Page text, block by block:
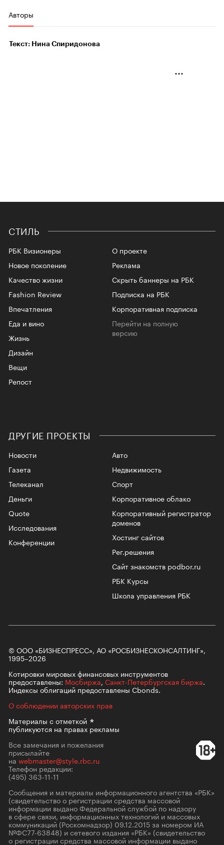
Авторы
Текст: Нина Спиридонова
СТИЛЬ
РБК Визионеры
Новое поколение
Качество жизни
Fashion Review
Впечатления
Еда и вино
Жизнь
Дизайн
Вещи
Репост
О проекте
Реклама
Скрыть баннеры на РБК
Подписка на РБК
Корпоративная подписка
Перейти на полную
версию
ДРУГИЕ ПРОЕКТЫ
Новости
Газета
Телеканал
Авто
Недвижимость
Спорт
Корпоративное облако
Корпоративный регистратор
доменов
Хостинг сайтов
Рег.решения
Сайт знакомств podbor.ru
РБК Курсы
Школа управления РБК
Деньги
Quote
Исследования
Конференции
© ООО «БИЗНЕСПРЕСС», АО «РОСБИЗНЕСКОНСАЛТИНГ»,
1995–2026
Котировки мировых финансовых инструментов
предоставлены: Мосбиржа, Санкт-Петербургская биржа.
Индексы облигаций предоставлены Cbonds.
О соблюдении авторских прав
Материалы сотметкой
публикуются на правах рекламы
Все замечания и пожелания
присылайте
на webmaster@style.rbc.ru
Телефон редакции:
(495) 363-11-11
Сообщения и материалы информационного агентства «РБК»
(свидетельство о регистрации средства массовой
информации выдано Федеральной службой по надзору
в сфере связи, информационных технологий и массовых
коммуникаций (Роскомнадзор) 09.12.2015 за номером ИА
№ФС77-63848) и сетевого издания «РБК» (свидетельство
о регистрации средства массовой информации выдано